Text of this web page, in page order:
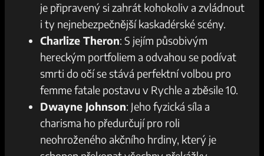
je připravený si zahrát​ kohokoliv a zvládnout
⁤i ty‍ nejnebezpečnější kaskadérské ‌scény.
Charlize Theron: S jejím působivým
hereckým ​portfoliem a ‍odvahou se podívat
‌smrti do očí⁤ se ⁣stává perfektní volbou pro
⁢femme fatale postavu v Rychle a ‌zběsile‍ 10.
Dwayne⁤ Johnson: Jeho fyzická síla a
charisma ho předurčují pro‍ roli
‌neohroženého akčního ⁢hrdiny, který ⁣je